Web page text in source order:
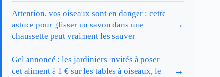
Attention, vos oiseaux sont en danger : cette
astuce pour glisser un savon dans une
chaussette peut vraiment les sauver
→
Gel annoncé : les jardiniers invités à poser
cet aliment à 1 € sur les tables à oiseaux, le
→